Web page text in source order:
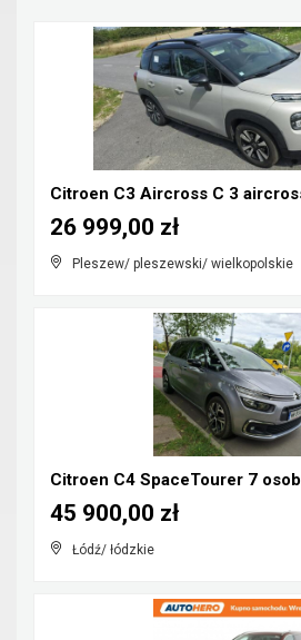
Citroen C3 Aircross C 3
Pleszew/ pleszewski/ wielkopolskie
26 999,00 zł
Citroen C4 SpaceTourer 7
Łódź/ łódzkie
45 900,00 zł